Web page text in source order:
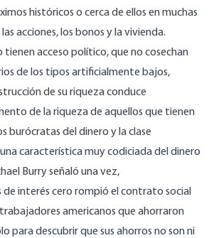
históricos o cerca de ellos en muchas
las acciones, los bonos y la vivienda.
tienen acceso político, que no cosechan
de los tipos artificialmente bajos,
de su riqueza conduce
de la riqueza de aquellos que tienen
burócratas del dinero y la clase
característica muy codiciada del dinero
Burry señaló una vez,
de interés cero rompió el contrato social
americanos que ahorraron
para descubrir que sus ahorros no son ni